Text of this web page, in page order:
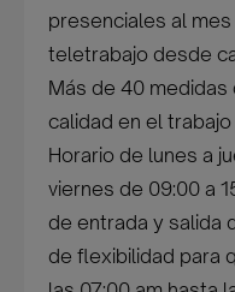
presenciales al
teletrabajo desde
Más de 40
calidad en el
Horario de lunes a
viernes de 09:00 a
de entrada y salida
de flexibilidad para